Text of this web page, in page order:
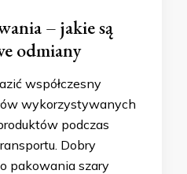
– jakie są
odmiany
współczesny
wykorzystywanych
podczas
Dobry
pakowania szary